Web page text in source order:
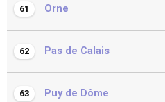
61 Orne
62 Pas de Calais
63 Puy de Dôme